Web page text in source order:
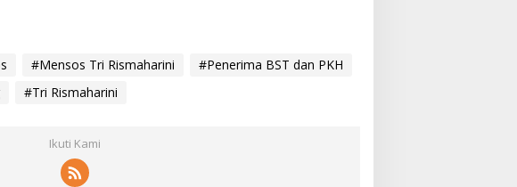
#Mensos Tri Rismaharini
#Penerima BST dan PKH
#Tri Rismaharini
Ikuti Kami